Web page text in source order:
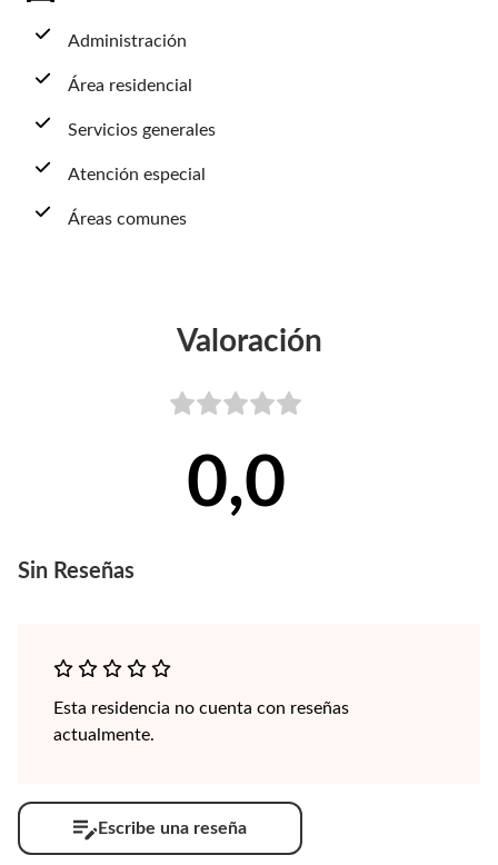
Administración
Área residencial
Servicios generales
Atención especial
Áreas comunes
Valoración
0,0
Sin Reseñas
Esta residencia no cuenta con reseñas
actualmente.
Escribe una reseña